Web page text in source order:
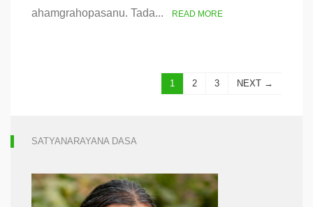
Brahmanom)
ahamgrahopasanu. Tada...
READ MORE
1 2 3 NEXT →
SATYANARAYANA DASA